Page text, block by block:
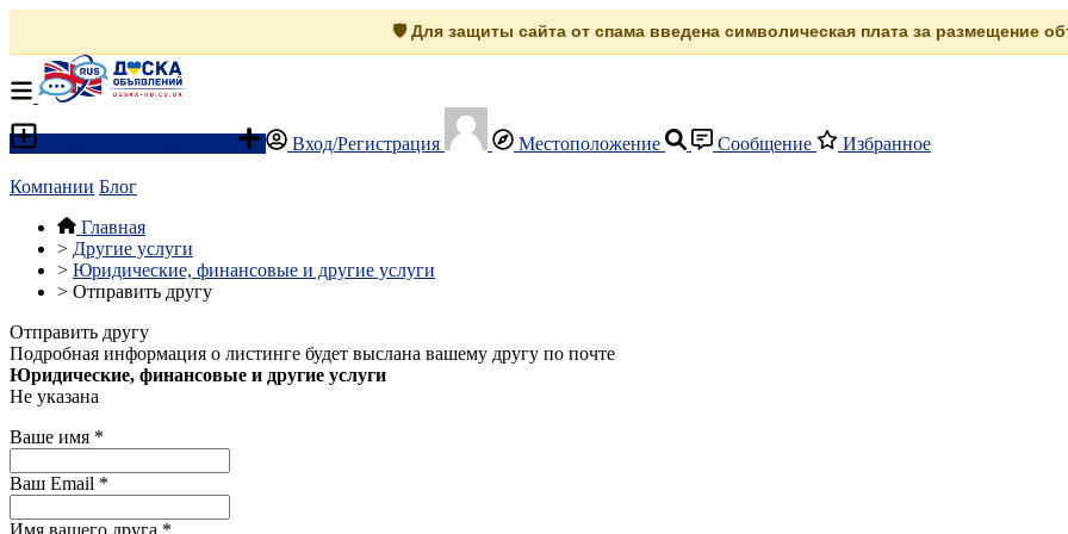
🛡️ Для защиты сайта от спама введена символическая плата за размещение
Вход/Регистрация Местоположение Сообщение Избранное
Компании Блог
Главная
> Другие услуги
> Юридические, финансовые и другие услуги
> Отправить другу
Отправить другу
Подробная информация о листинге будет выслана вашему другу по почте
Юридические, финансовые и другие услуги
Не указана
Ваше имя *
Ваш Email *
Имя вашего друга *